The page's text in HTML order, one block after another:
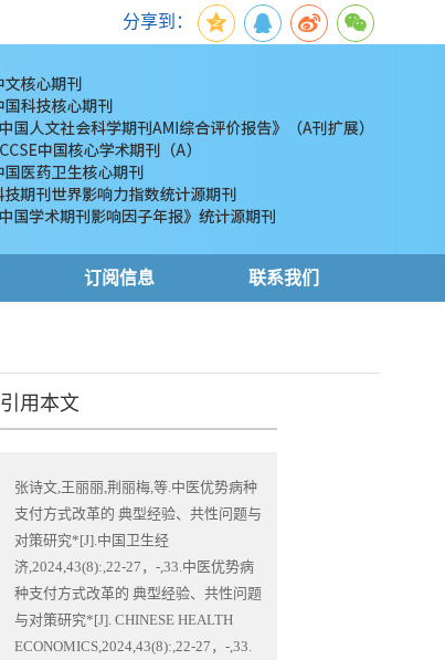
分享到：
订阅信息 联系我们
引用本文
张诗文,王丽丽,荆丽梅,等.中医优势病种
支付方式改革的 典型经验、共性问题与
对策研究*[J].中国卫生经
济,2024,43(8):,22-27，-,33.中医优势病
种支付方式改革的 典型经验、共性问题
与对策研究*[J]. CHINESE HEALTH
ECONOMICS,2024,43(8):,22-27，-,33.